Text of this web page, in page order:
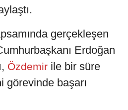
gerçekleşen
Erdoğan
Özdemir ile bir süre
görevinde başarı